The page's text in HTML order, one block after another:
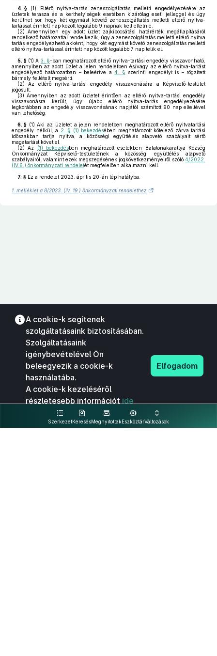
4. § (1)
Eltérő nyitva-tartás zeneszolgáltatás melletti engedélyezésére az
üzletek terasza és a kerthelyiségek esetében kizárólag eseti jelleggel és úgy
kerülhet sor, hogy két egymást követő zeneszolgáltatás melletti eltérő nyitva-
tartással érintett nap között legalább 9 napnak kell eltelnie.
(2) Amennyiben egy adott üzlet zajkibocsátási határérték megállapításáról
rendelkező határozattal rendelkezik, úgy a zeneszolgáltatás melletti eltérő nyitva
tartás engedélyezhető akként, hogy két egymást követő zeneszolgáltatás melletti
eltérő nyitva-tartással érintett nap között legalább 7 nap telik el.
5. § (1) A 3. §-ban meghatározott eltérő nyitva-tartási engedély visszavonható,
amennyiben az adott üzlet a jelen rendeletben és/vagy az eltérő nyitva-tartást
engedélyező határozatban – beleértve a4. § szerinti engedélyt is – rögzített
bármely feltételt megsérti.
(2) Az eltérő nyitva-tartási engedély visszavonására a Képviselő-testület
jogosult.
(3) Amennyiben az adott üzletet érintően az eltérő nyitva-tartási engedély
visszavonásra került, úgy újabb eltérő nyitva-tartás engedélyezésére
legkorábban az engedély visszavonásának napjától számított 90 nap elteltével
van lehetőség.
6. § (1) Aki az üzletet a jelen rendeletben meghatározott eltérő nyitvatartási
engedély nélkül, a 2. § (1) bekezdésében meghatározott kötelező zárva tartási
időszakban tartja nyitva, a közösségi együttélés alapvető szabályait sértő
magatartást követ el.
(2) Az (1) bekezdésben meghatározott esetekben Balatonakarattya Község
Önkormányzat Képviselő-testületének a közösségi együttélés alapvető
szabályairól, valamint ezek megszegésének jogkövetkezményeiről szóló 4/2022.
(IV.6.) önkormányzati rendeletét megfelelően alkalmazni kell.
7. § Ez a rendelet 2023. április 20-án lép hatályba.
1. melléklet a 8/2023. (IV. 19.) önkormányzati rendelethez
SzerkezetKeresésMegnyitottakEszköztárVáltozások
A cookie-k segítenek
szolgáltatásaink biztosításában.
Szolgáltatásaink
igénybevételével Ön
beleegyezik a cookie-k
használatába.
A cookie-k kezeléséről
részletesebb információt ide
kattintva olvashat.
Elfogadom